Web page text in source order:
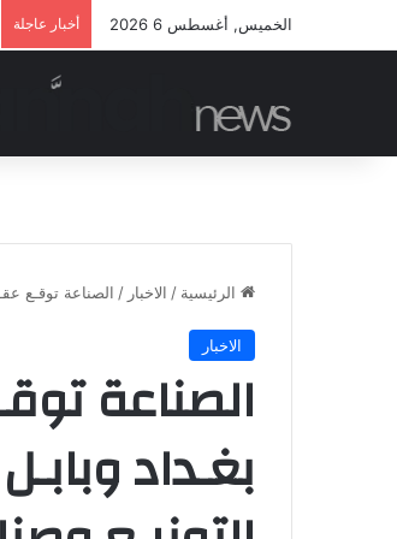
الخميس, أغسطس 6 2026 أخبار عاجلة
الرئيسية / الاخبار / الصناعة توقـع
الاخبار
الصناعة
بغـداد